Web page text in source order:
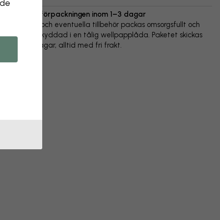
Vi skickar förpackningen inom 1–3 dagar
Din poster och eventuella tillbehör packas omsorgsfullt och
levereras skyddad i en tålig wellpapplåda. Paketet skickas
inom 1-3 dagar, alltid med fri frakt.